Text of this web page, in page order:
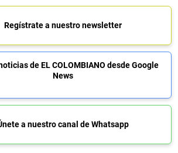
Regístrate a nuestro newsletter
de EL COLOMBIANO desde Google
News
a nuestro canal de Whatsapp